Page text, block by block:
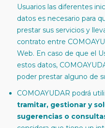
Usuarios las diferentes
datos es necesario para
prestar sus servicios y
contrato entre
Web. En caso de que el
estos datos,
poder prestar alguno de
COMOAYUDAR podrá
tramitar, gestionar y
sugerencias o